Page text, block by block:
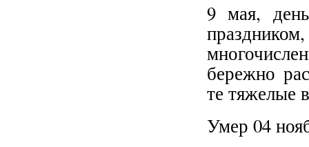
9 мая,
бережно
те тяжелые
Умер 04